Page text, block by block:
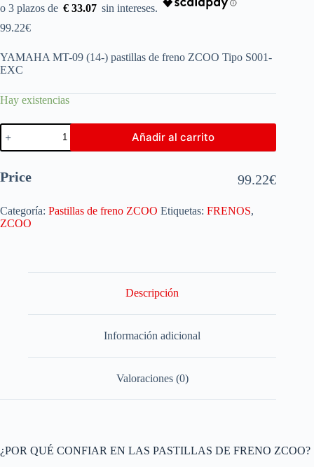
€ 33.07
99.22€
YAMAHA MT-09 (14-) pastillas de freno ZCOO Tipo S001-
EXC
Hay existencias
Añadir al carrito
Price 99.22€
Categoría: Pastillas de freno ZCOO Etiquetas: FRENOS,
ZCOO
Descripción
Información adicional
Valoraciones (0)
¿POR QUÉ CONFIAR EN LAS PASTILLAS DE FRENO ZCOO?